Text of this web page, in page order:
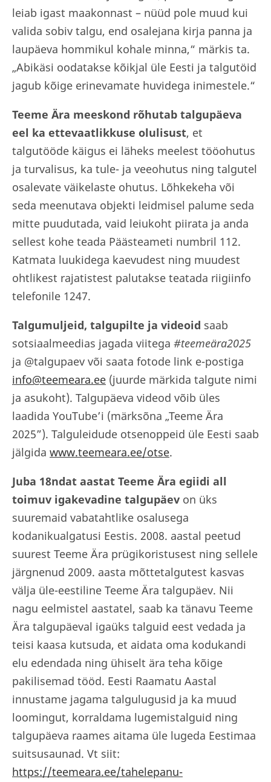
leiab igast maakonnast – nüüd pole muud kui
valida sobiv talgu, end osalejana kirja panna ja
laupäeva hommikul kohale minna,“ märkis ta.
„Abikäsi oodatakse kõikjal üle Eesti ja talgutöid
jagub kõige erinevamate huvidega inimestele.“
Teeme Ära meeskond rõhutab talgupäeva
eel ka ettevaatlikkuse olulisust, et
talgutööde käigus ei läheks meelest tööohutus
ja turvalisus, ka tule- ja veeohutus ning talgutel
osalevate väikelaste ohutus. Lõhkekeha või
seda meenutava objekti leidmisel palume seda
mitte puudutada, vaid leiukoht piirata ja anda
sellest kohe teada Päästeameti numbril 112.
Katmata luukidega kaevudest ning muudest
ohtlikest rajatistest palutakse teatada riigiinfo
telefonile 1247.
Talgumuljeid, talgupilte ja videoid saab
sotsiaalmeedias jagada viitega #teemeära2025
ja @talgupaev või saata fotode link e-postiga
info@teemeara.ee (juurde märkida talgute nimi
ja asukoht). Talgupäeva videod võib üles
laadida YouTube’i (märksõna „Teeme Ära
2025”). Talguleidude otsenoppeid üle Eesti saab
jälgida www.teemeara.ee/otse.
Juba 18ndat aastat Teeme Ära egiidi all
toimuv igakevadine talgupäev on üks
suuremaid vabatahtlike osalusega
kodanikualgatusi Eestis. 2008. aastal peetud
suurest Teeme Ära prügikoristusest ning sellele
järgnenud 2009. aasta mõttetalgutest kasvas
välja üle-eestiline Teeme Ära talgupäev. Nii
nagu eelmistel aastatel, saab ka tänavu Teeme
Ära talgupäeval igaüks talguid eest vedada ja
teisi kaasa kutsuda, et aidata oma kodukandi
elu edendada ning ühiselt ära teha kõige
pakilisemad tööd. Eesti Raamatu Aastal
innustame jagama talgulugusid ja ka muud
loomingut, korraldama lugemistalguid ning
talgupäeva raames aitama üle lugeda Eestimaa
suitsusaunad. Vt siit:
https://teemeara.ee/tahelepanu-